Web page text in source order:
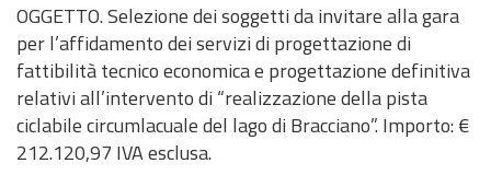
OGGETTO. Selezione dei soggetti da invitare alla gara
per l’affidamento dei servizi di progettazione di
fattibilità tecnico economica e progettazione definitiva
relativi all’intervento di “realizzazione della pista
ciclabile circumlacuale del lago di Bracciano”. Importo: €
212.120,97 IVA esclusa.